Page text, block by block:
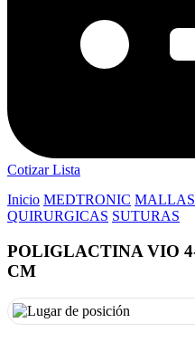
Cotizar Lista
Inicio MEDTRONIC
QUIRURGICAS SUTURAS
POLIGLACTINA VIO
CM